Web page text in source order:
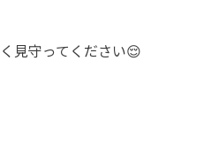
見守ってください😌